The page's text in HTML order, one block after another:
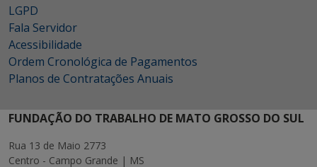
LGPD
Fala Servidor
Acessibilidade
Ordem Cronológica de Pagamentos
Planos de Contratações Anuais
FUNDAÇÃO DO TRABALHO DE MATO GROSSO DO SUL
Rua 13 de Maio 2773
Centro - Campo Grande | MS